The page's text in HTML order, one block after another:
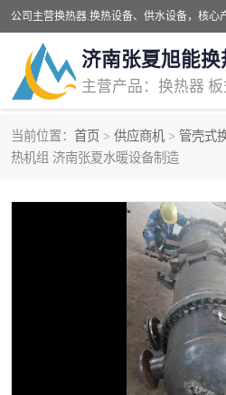
济南张夏旭能换
当前位置： 首页 > 供应商机 > 管壳式
热机组 济南张夏水暖设备制造
管壳式换热器
汽水换热机组